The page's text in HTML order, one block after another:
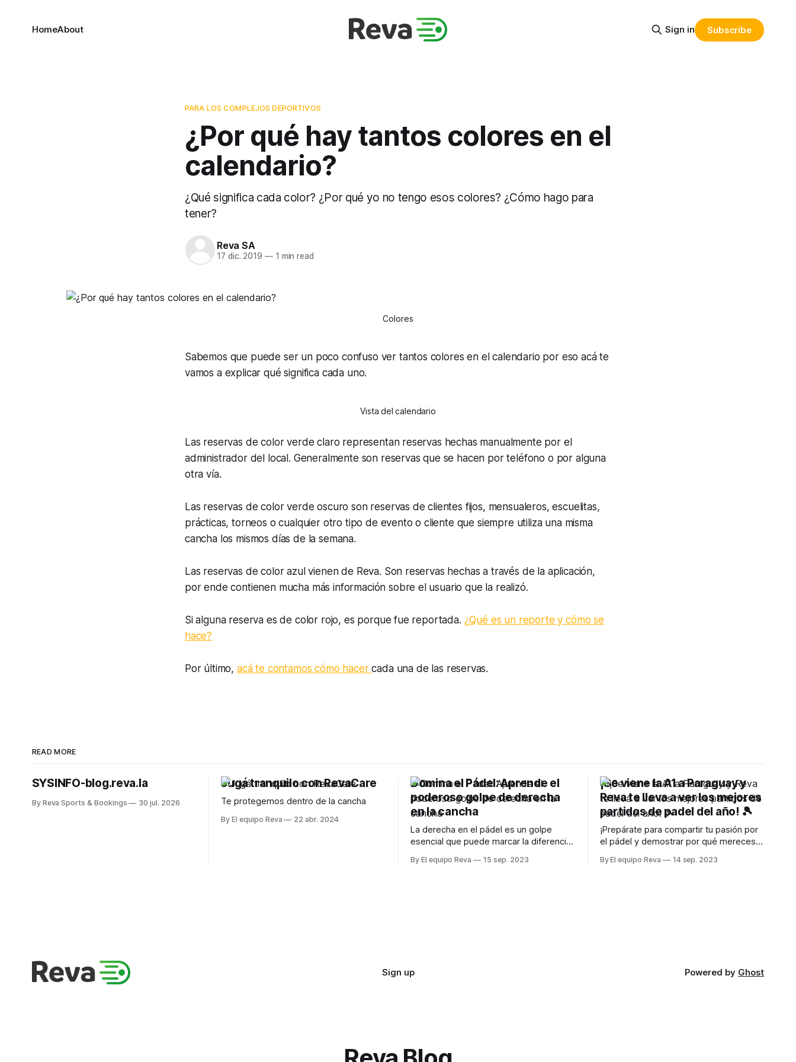
HomeAbout Sign in Subscribe
PARA LOS COMPLEJOS DEPORTIVOS
¿Por qué hay tantos colores en el
calendario?
¿Qué significa cada color? ¿Por qué yo no tengo esos colores? ¿Cómo hago para
tener?
Reva SA
17 dic. 2019 —1 min read
Colores
Sabemos que puede ser un poco confuso ver tantos colores en el calendario por eso acá te
vamos a explicar qué significa cada uno.
Vista del calendario
Las reservas de color verde claro representan reservas hechas manualmente por el
administrador del local. Generalmente son reservas que se hacen por teléfono o por alguna
otra vía.
Las reservas de color verde oscuro son reservas de clientes fijos, mensualeros, escuelitas,
prácticas, torneos o cualquier otro tipo de evento o cliente que siempre utiliza una misma
cancha los mismos días de la semana.
Las reservas de color azul vienen de Reva. Son reservas hechas a través de la aplicación,
por ende contienen mucha más información sobre el usuario que la realizó.
Si alguna reserva es de color rojo, es porque fue reportada. ¿Qué es un reporte y cómo se
hace?
Por último, acá te contamos cómo hacercada una de las reservas.
READ MORE
SYSINFO-blog.reva.la
By Reva Sports & Bookings 30 jul. 2026
Jugá tranquilo con RevaCare
Te protegemos dentro de la cancha
By El equipo Reva 22 abr. 2024
Domina el Pádel: Aprende el
poderoso golpe de derecha
en la cancha
La derecha en el pádel es un golpe
esencial que puede marcar la diferencia
By El equipo Reva 15 sep. 2023
¡Se viene la A1 a Paraguay y
Reva te lleva a ver los mejores
partidos de padel del año! 🎾
¡Prepárate para compartir tu pasión por
el pádel y demostrar por qué mereces
By El equipo Reva 14 sep. 2023
Sign up Powered by Ghost